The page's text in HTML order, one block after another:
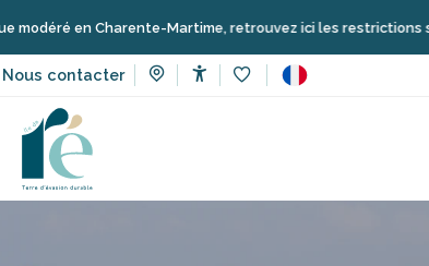
Nous contacter
Charente-Martime, retrouvez ici les restrictions sur l’île de Ré